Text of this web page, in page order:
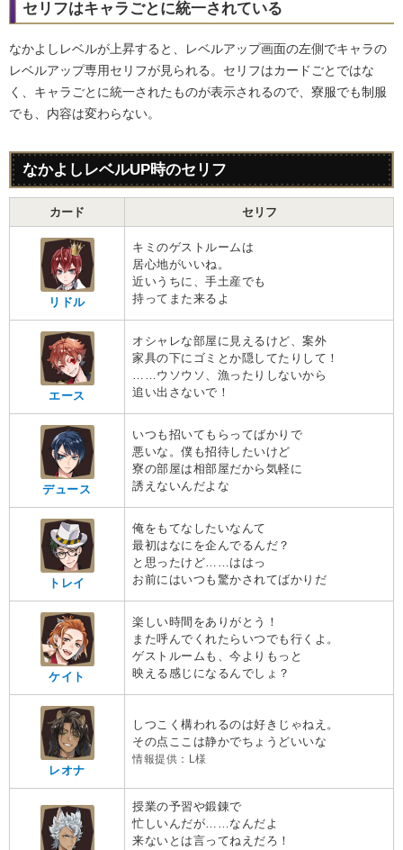
セリフはキャラごとに統一されている
なかよしレベルが上昇すると、レベルアップ画面の左側でキャラの
レベルアップ専用セリフが見られる。セリフはカードごとではな
く、キャラごとに統一されたものが表示されるので、寮服でも制服
でも、内容は変わらない。
なかよしレベルUP時のセリフ
カード セリフ
リドル
キミのゲストルームは
居心地がいいね。
近いうちに、手土産でも
持ってまた来るよ
エース
オシャレな部屋に見えるけど、案外
家具の下にゴミとか隠してたりして！
……ウソウソ、漁ったりしないから
追い出さないで！
デュース
いつも招いてもらってばかりで
悪いな。僕も招待したいけど
寮の部屋は相部屋だから気軽に
誘えないんだよな
トレイ
俺をもてなしたいなんて
最初はなにを企んでるんだ？
と思ったけど……ははっ
お前にはいつも驚かされてばかりだ
ケイト
楽しい時間をありがとう！
また呼んでくれたらいつでも行くよ。
ゲストルームも、今よりもっと
映える感じになるんでしょ？
レオナ
しつこく構われるのは好きじゃねえ。
その点ここは静かでちょうどいいな
情報提供：L様
授業の予習や鍛錬で
忙しいんだが……なんだよ
来ないとは言ってねえだろ！